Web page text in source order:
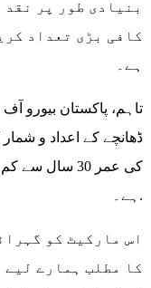
بنیادی طور پر
کافی بڑی تعداد
ہے۔
تاہم، پاکستان بیورو
ہے۔.
اس مارکیٹ کو
کا مطلب ہمارے